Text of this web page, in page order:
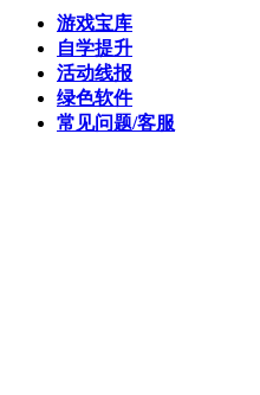
游戏宝库
自学提升
活动线报
绿色软件
常见问题/客服